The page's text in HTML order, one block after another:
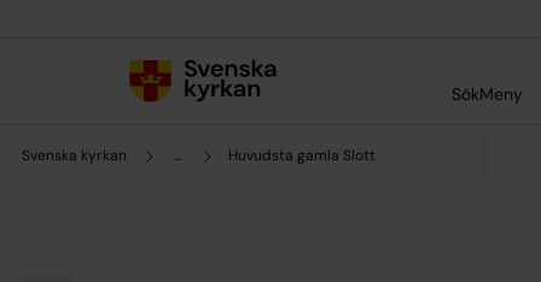
SökMeny
Svenska kyrkan ... Huvudsta gamla Slott